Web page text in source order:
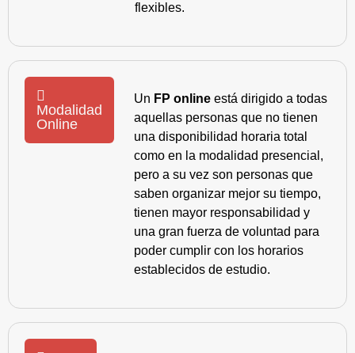
flexibles.
Modalidad
Online
Un FP online está dirigido a todas
aquellas personas que no tienen
una disponibilidad horaria total
como en la modalidad presencial,
pero a su vez son personas que
saben organizar mejor su tiempo,
tienen mayor responsabilidad y
una gran fuerza de voluntad para
poder cumplir con los horarios
establecidos de estudio.